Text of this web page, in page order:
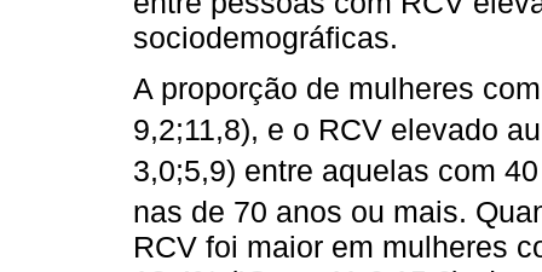
sociodemográficas.
A proporção de mulheres
9,2;11,8), e o RCV elevado
3,0;5,9) entre aquelas com
nas de 70 anos ou mais.
RCV foi maior em mulheres